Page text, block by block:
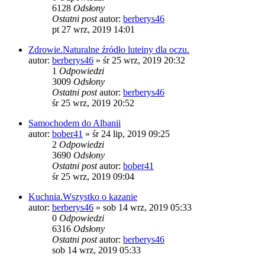
6128 Odsłony
Ostatni postautor: berberys46
pt 27 wrz, 2019 14:01
Zdrowie.Naturalne źródło luteiny dla oczu.
autor: berberys46 » śr 25 wrz, 2019 20:32
1 Odpowiedzi
3009 Odsłony
Ostatni postautor: berberys46
śr 25 wrz, 2019 20:52
Samochodem do Albanii
autor: bober41 » śr 24 lip, 2019 09:25
2 Odpowiedzi
3690 Odsłony
Ostatni postautor: bober41
śr 25 wrz, 2019 09:04
Kuchnia.Wszystko o kazanie
autor: berberys46 » sob 14 wrz, 2019 05:33
0 Odpowiedzi
6316 Odsłony
Ostatni postautor: berberys46
sob 14 wrz, 2019 05:33